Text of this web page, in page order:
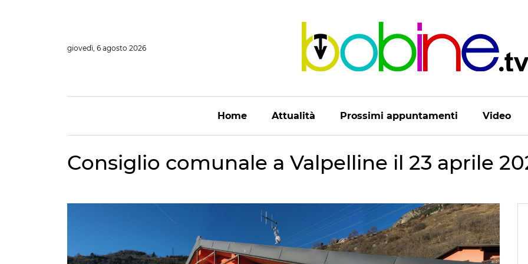
giovedì, 6 agosto 2026
Home Attualità Prossimi appuntamenti Video
Consiglio comunale a Valpelline il 23 aprile